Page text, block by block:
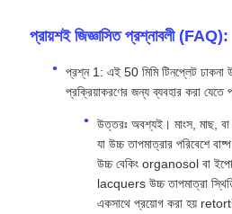
প্রায়শই জিজ্ঞাসিত প্রশ্নাবলী (FAQ):
প্রশ্ন 1: এই 50 মিমি টিনপ্লেট ঢাকনা
প্রক্রিয়াকরণের জন্য ব্যবহার করা যেতে
উত্তরঃ অবশ্যই। মাংস, মাছ,
যা উচ্চ তাপমাত্রার পরিবেশে
উচ্চ বেকিং organosol বা
lacquers উচ্চ তাপমাত্রা
একসাথে প্রয়োগ করা হয়